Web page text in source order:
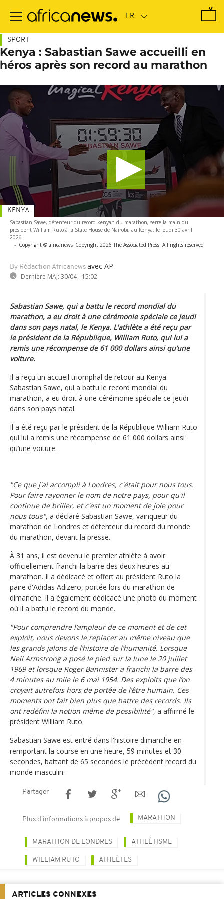
contenu
SPORT
Kenya : Sabastian Sawe accueilli en
héros après son record au marathon
Sabastian Sawe, détenteur du record kenyan du marathon, serre la main du
président William Ruto à la State House de Nairobi, au Kenya, le jeudi 30 avril
2026
- Copyright © africanews Copyright 2026 The Associated Press. All rights reserved
By Rédaction Africanews avec AP
Dernière MAJ: 30/04 - 15:02
KENYA
Sabastian Sawe, qui a battu le record mondial du
marathon, a eu droit à une cérémonie spéciale ce jeudi
dans son pays natal, le Kenya. L'athlète a été reçu par
le président de la République, William Ruto, qui lui a
remis une récompense de 61 000 dollars ainsi qu’une
voiture.
Il a reçu un accueil triomphal de retour au Kenya.
Sabastian Sawe, qui a battu le record mondial du
marathon, a eu droit à une cérémonie spéciale ce jeudi
dans son pays natal.
Il a été reçu par le président de la République William Ruto
qui lui a remis une récompense de 61 000 dollars ainsi
qu’une voiture.
"Ce que j'ai accompli à Londres, c'était pour nous tous.
Pour faire rayonner le nom de notre pays, pour qu'il
continue de briller, et c'est un moment de joie pour
nous tous", a déclaré Sabastian Sawe, vainqueur du
marathon de Londres et détenteur du record du monde
du marathon, devant la presse.
À 31 ans, il est devenu le premier athlète à avoir
officiellement franchi la barre des deux heures au
marathon. Il a dédicacé et offert au président Ruto la
paire d'Adidas Adizero, portée lors du marathon de
dimanche. Il a également dédicacé une photo du moment
où il a battu le record du monde.
"Pour comprendre l’ampleur de ce moment et de cet
exploit, nous devons le replacer au même niveau que
les grands jalons de l’histoire de l’humanité. Lorsque
Neil Armstrong a posé le pied sur la lune le 20 juillet
1969 et lorsque Roger Bannister a franchi la barre des
4 minutes au mile le 6 mai 1954. Des exploits que l’on
croyait autrefois hors de portée de l’être humain. Ces
moments ont fait bien plus que battre des records. Ils
ont redéfini la notion même de possibilité", a affirmé le
président William Ruto.
Sabastian Sawe est entré dans l'histoire dimanche en
remportant la course en une heure, 59 minutes et 30
secondes, battant de 65 secondes le précédent record du
monde masculin.
Partager
Plus d'informations à propos de MARATHON
MARATHON DE LONDRES ATHLÉTISME
WILLIAM RUTO ATHLÈTES
ARTICLES CONNEXES